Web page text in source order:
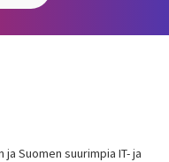
Suomen suurimpia IT- ja